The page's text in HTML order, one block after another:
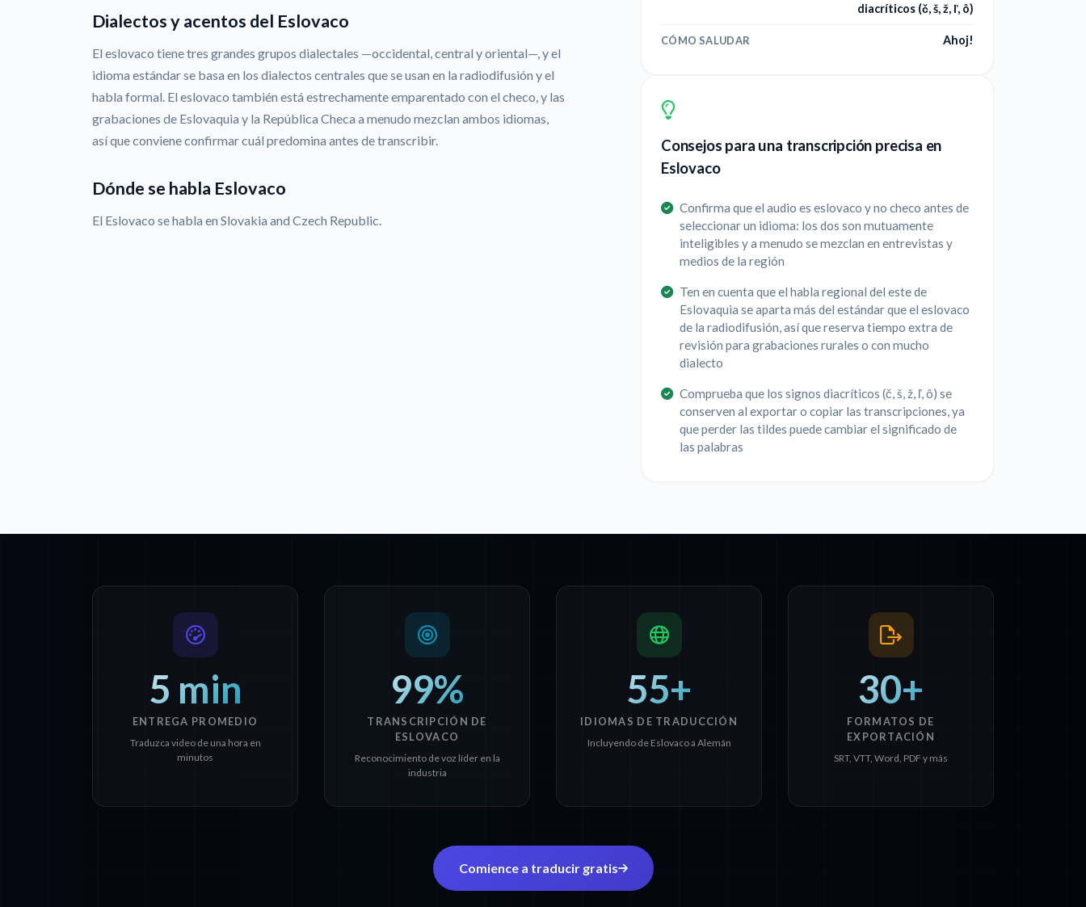
Dialectos y acentos del Eslovaco
El eslovaco tiene tres grandes grupos dialectales —occidental, central y oriental—, y el
idioma estándar se basa en los dialectos centrales que se usan en la radiodifusión y el
habla formal. El eslovaco también está estrechamente emparentado con el checo, y las
grabaciones de Eslovaquia y la República Checa a menudo mezclan ambos idiomas,
así que conviene confirmar cuál predomina antes de transcribir.
Dónde se habla Eslovaco
El Eslovaco se habla en Slovakia and Czech Republic.
diacríticos (č, š, ž, ľ, ô)
CÓMO SALUDAR Ahoj!
Consejos para una transcripción precisa en
Eslovaco
Confirma que el audio es eslovaco y no checo antes de
seleccionar un idioma: los dos son mutuamente
inteligibles y a menudo se mezclan en entrevistas y
medios de la región
Ten en cuenta que el habla regional del este de
Eslovaquia se aparta más del estándar que el eslovaco
de la radiodifusión, así que reserva tiempo extra de
revisión para grabaciones rurales o con mucho
dialecto
Comprueba que los signos diacríticos (č, š, ž, ľ, ô) se
conserven al exportar o copiar las transcripciones, ya
que perder las tildes puede cambiar el significado de
las palabras
5 min
ENTREGA PROMEDIO
Traduzca video de una hora en
minutos
99%
TRANSCRIPCIÓN DE
ESLOVACO
Reconocimiento de voz líder en la
industria
55+
IDIOMAS DE TRADUCCIÓN
Incluyendo de Eslovaco a Alemán
30+
FORMATOS DE
EXPORTACIÓN
SRT, VTT, Word, PDF y más
Comience a traducir gratis